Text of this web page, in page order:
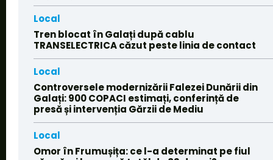
Local
Tren blocat în Galați după cablu
TRANSELECTRICA căzut peste linia de contact
Local
Controversele modernizării Falezei Dunării din
Galați: 900 COPACI estimați, conferință de
presă și intervenția Gărzii de Mediu
Local
Omor în Frumușița: ce l-a determinat pe fiul